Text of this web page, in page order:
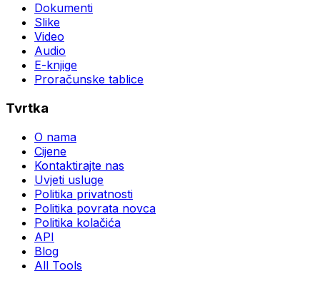
Dokumenti
Slike
Video
Audio
E-knjige
Proračunske tablice
Tvrtka
O nama
Cijene
Kontaktirajte nas
Uvjeti usluge
Politika privatnosti
Politika povrata novca
Politika kolačića
API
Blog
All Tools